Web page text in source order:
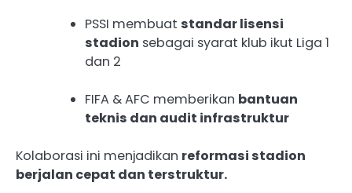
PSSI membuat standar lisensi
stadion sebagai syarat klub ikut Liga 1
dan 2
FIFA & AFC memberikan bantuan
teknis dan audit infrastruktur
Kolaborasi ini menjadikan reformasi stadion
berjalan cepat dan terstruktur.